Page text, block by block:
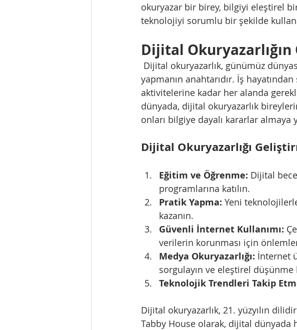
okuryazar bir birey, bilgiyi eleştirel
teknolojiyi sorumlu bir şekilde
Dijital Okuryazarlığın
yapmanın anahtarıdır. İş
aktivitelerine kadar her alanda
dünyada, dijital okuryazarlık
onları bilgiye dayalı kararlar almaya
Dijital Okuryazarlığı
Eğitim ve Öğrenme: Dijital
programlarına katılın.
Pratik Yapma: Yeni
kazanın.
Güvenli İnternet Kullanımı:
verilerin korunması için
Medya Okuryazarlığı: İnternet
sorgulayın ve eleştirel
Teknolojik Trendleri Takip
Dijital okuryazarlık, 21. yüzyılın
Tabby House olarak, dijital